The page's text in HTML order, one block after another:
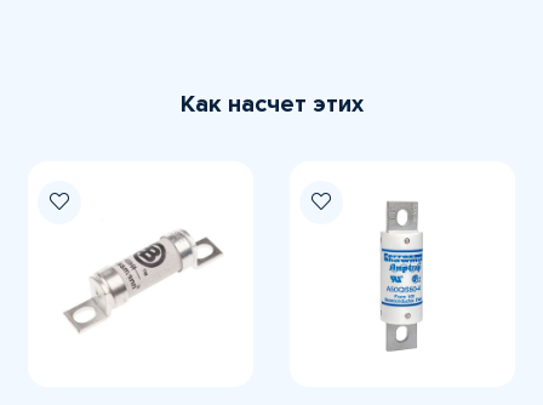
Как насчет этих